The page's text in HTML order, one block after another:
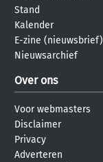
Stand
Kalender
E-zine (nieuwsbrief)
Nieuwsarchief
Over ons
Voor webmasters
Disclaimer
Privacy
Adverteren